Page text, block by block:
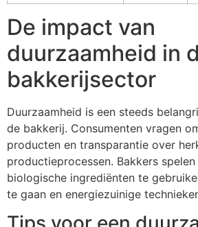
De impact van
duurzaamheid in
bakkerijsector
Duurzaamheid is een steeds
de bakkerij. Consumenten vragen
producten en transparantie over
productieprocessen. Bakkers
biologische ingrediënten te
te gaan en energiezuinige